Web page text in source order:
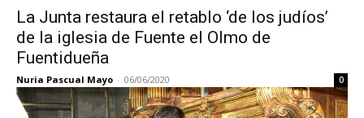
La Junta restaura el retablo ‘de los judíos’
de la iglesia de Fuente el Olmo de
Fuentidueña
Nuria Pascual Mayo - 06/06/2020 0